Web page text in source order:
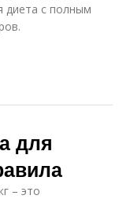
диета с полным
для
– это